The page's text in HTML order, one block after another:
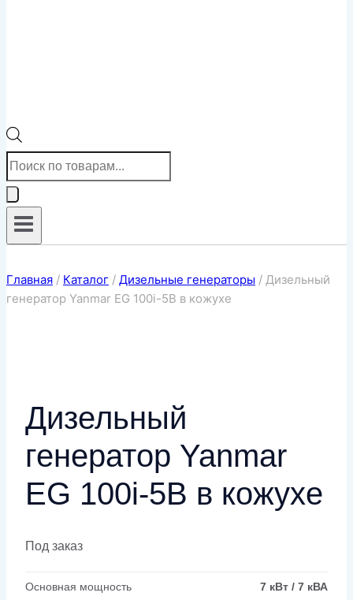
Поиск
товаров
Главная / Каталог / Дизельные генераторы / Дизельный
генератор Yanmar EG 100i-5B в кожухе
Дизельный
генератор Yanmar
EG 100i-5B в кожухе
Под заказ
Основная мощность 7 кВт / 7 кВА